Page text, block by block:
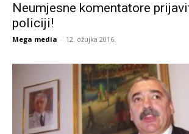
Neumjesne komentatore
policiji!
Mega media - 12. ožujka 2016.